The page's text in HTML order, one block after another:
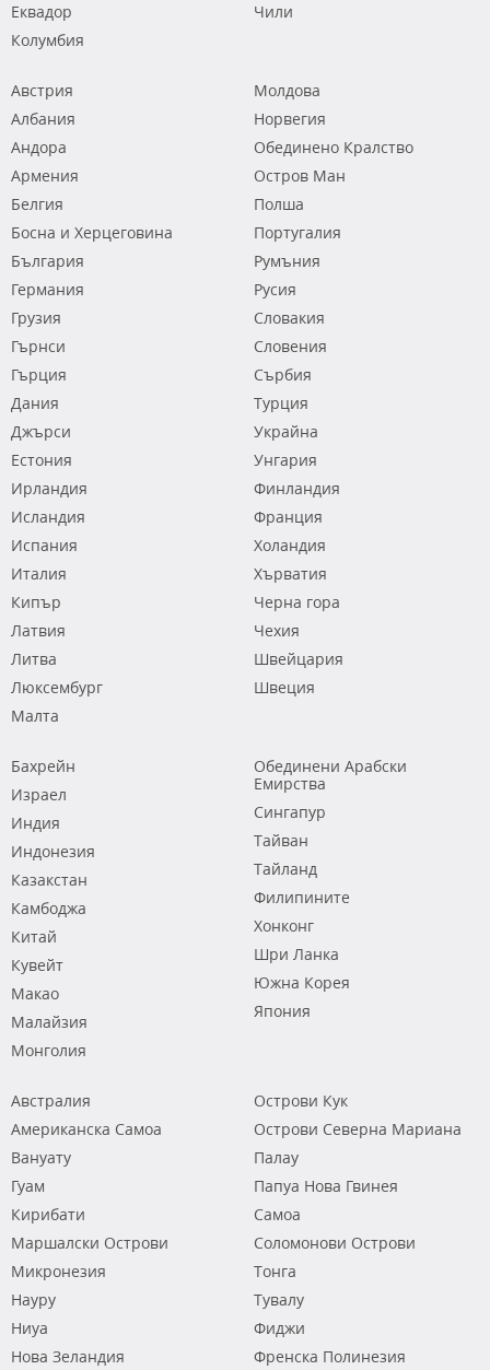
Еквадор
Колумбия
Чили
Австрия
Албания
Андора
Армения
Белгия
Босна и Херцеговина
България
Германия
Грузия
Гърнси
Гърция
Дания
Джърси
Естония
Ирландия
Исландия
Испания
Италия
Кипър
Латвия
Литва
Люксембург
Малта
Молдова
Норвегия
Обединено Кралство
Остров Ман
Полша
Португалия
Румъния
Русия
Словакия
Словения
Сърбия
Турция
Украйна
Унгария
Финландия
Франция
Холандия
Хърватия
Черна гора
Чехия
Швейцария
Швеция
Бахрейн
Израел
Индия
Индонезия
Казакстан
Камбоджа
Китай
Кувейт
Макао
Малайзия
Монголия
Обединени Арабски
Емирства
Сингапур
Тайван
Тайланд
Филипините
Хонконг
Шри Ланка
Южна Корея
Япония
Австралия
Американска Самоа
Вануату
Гуам
Кирибати
Маршалски Острови
Микронезия
Науру
Ниуа
Нова Зеландия
Острови Кук
Острови Северна Мариана
Палау
Папуа Нова Гвинея
Самоа
Соломонови Острови
Тонга
Тувалу
Фиджи
Френска Полинезия